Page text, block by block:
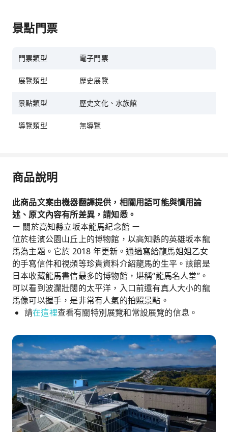
景點門票
門票類型 電子門票
展覽類型 歷史展覽
景點類型 歷史文化、水族館
導覽類型 無導覽
商品說明
此商品文案由機器翻譯提供，相關用語可能與慣用論
述、原文內容有所差異，請知悉。
ー 關於高知縣立坂本龍馬紀念館 ー
位於桂濱公園山丘上的博物館，以高知縣的英雄坂本龍
馬為主題。它於 2018 年更新。通過寫給龍馬姐姐乙女
的手寫信件和視頻等珍貴資料介紹龍馬的生平。該館是
日本收藏龍馬書信最多的博物館，堪稱“龍馬名人堂”。
可以看到波瀾壯闊的太平洋，入口前還有真人大小的龍
馬像可以握手，是非常有人氣的拍照景點。
請在這裡查看有關特別展覽和常設展覽的信息。